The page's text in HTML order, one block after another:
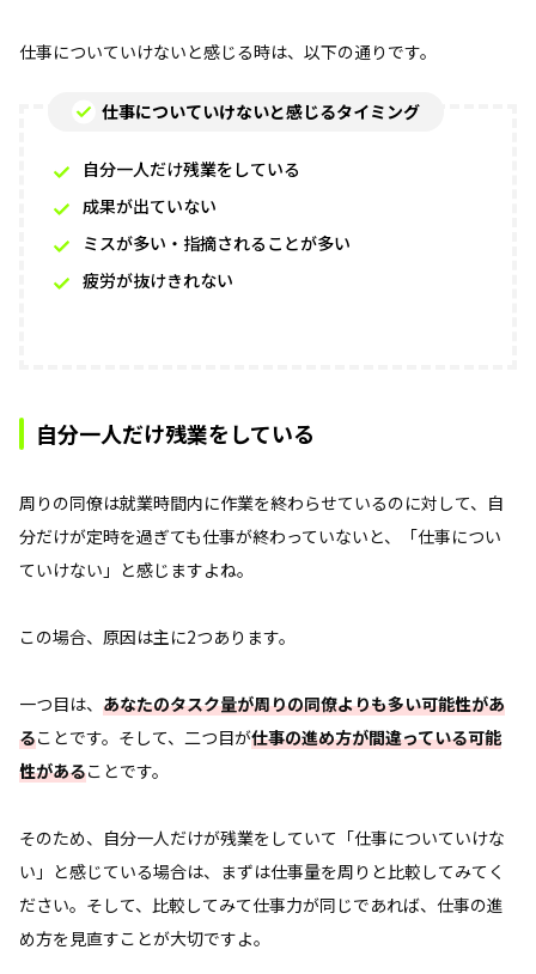
仕事についていけないと感じる時は、以下の通りです。
仕事についていけないと感じるタイミング
自分一人だけ残業をしている
成果が出ていない
ミスが多い・指摘されることが多い
疲労が抜けきれない
自分一人だけ残業をしている
周りの同僚は就業時間内に作業を終わらせているのに対して、自
分だけが定時を過ぎても仕事が終わっていないと、「仕事につい
ていけない」と感じますよね。
この場合、原因は主に2つあります。
一つ目は、 あなたのタスク量が周りの同僚よりも多い可能性があ
ることです。そして、二つ目が仕事の進め方が間違っている可能
性があることです。
そのため、自分一人だけが残業をしていて「仕事についていけな
い」と感じている場合は、まずは仕事量を周りと比較してみてく
ださい。そして、比較してみて仕事力が同じであれば、仕事の進
め方を見直すことが大切ですよ。